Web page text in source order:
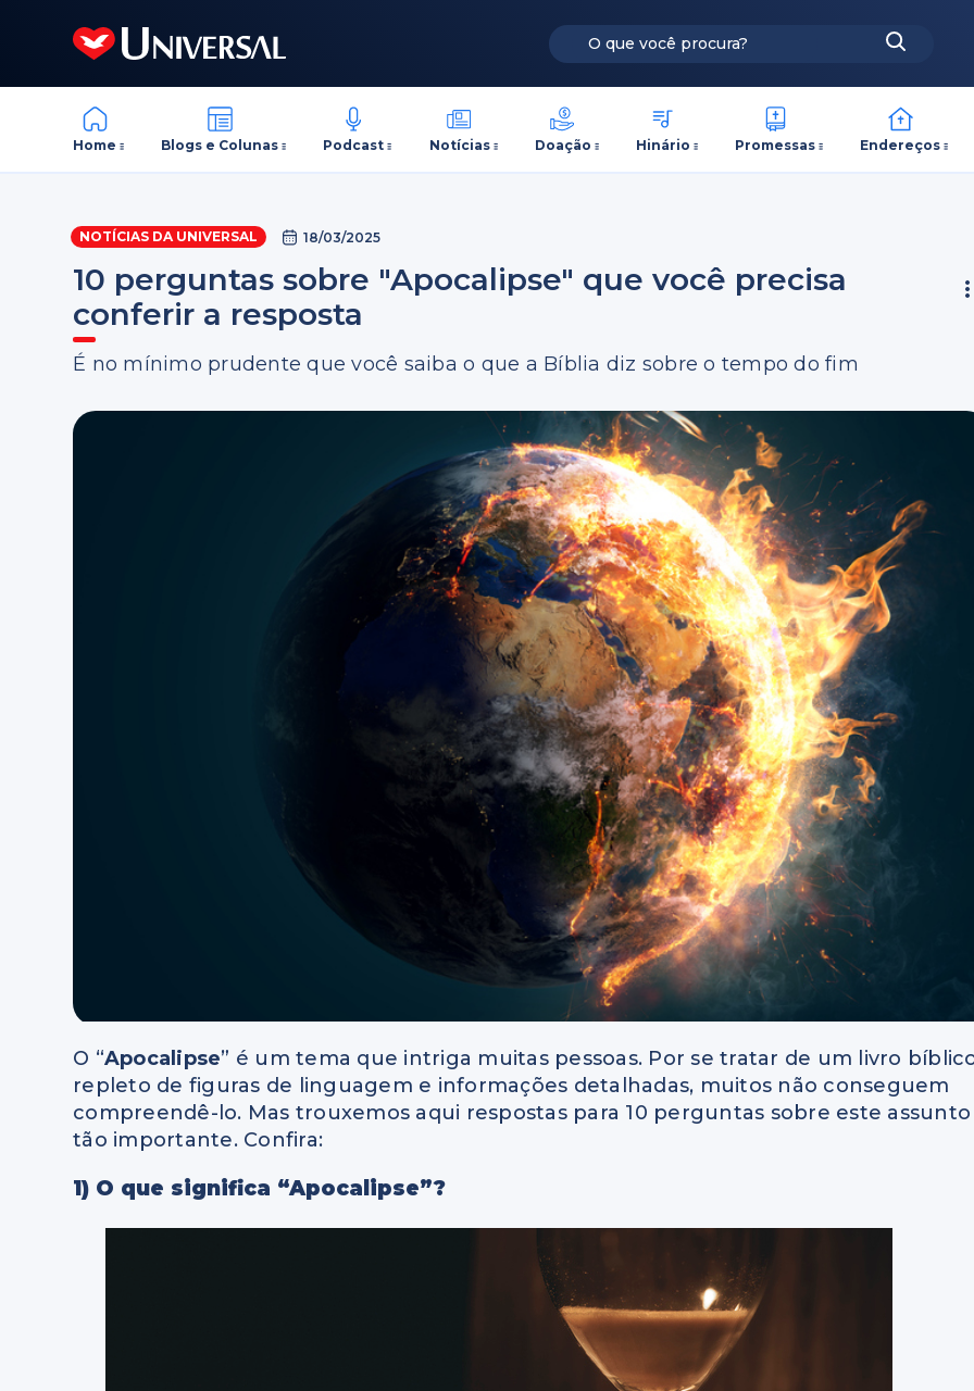
Home Blogs e Colunas Podcast Notícias Doação Hinário Promessas Endereços
NOTÍCIAS DA UNIVERSAL 18/03/2025
10 perguntas sobre "Apocalipse" que você precisa
conferir a resposta
É no mínimo prudente que você saiba o que a Bíblia diz sobre o tempo do fim
O “Apocalipse” é um tema que intriga muitas pessoas. Por se tratar de um livro
repleto de figuras de linguagem e informações detalhadas, muitos não conseguem
compreendê-lo. Mas trouxemos aqui respostas para 10 perguntas sobre este assunto
tão importante. Confira:
1) O que significa “Apocalipse”?